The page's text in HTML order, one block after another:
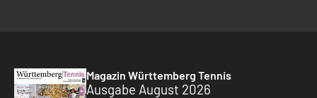
Magazin Württemberg Tennis
Ausgabe August 2026